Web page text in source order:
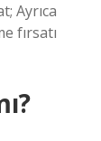
Ayrıca
fırsatı